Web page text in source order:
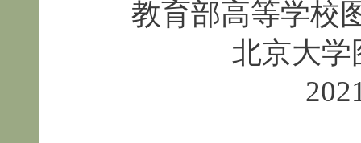
教育部高等学校
北京大学